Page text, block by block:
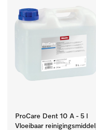
ProCare Dent 10 A - 5 l
Vloeibaar